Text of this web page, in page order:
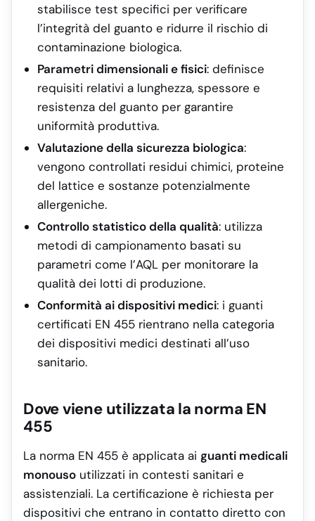
stabilisce test specifici per verificare
l’integrità del guanto e ridurre il rischio di
contaminazione biologica.
Parametri dimensionali e fisici: definisce
requisiti relativi a lunghezza, spessore e
resistenza del guanto per garantire
uniformità produttiva.
Valutazione della sicurezza biologica:
vengono controllati residui chimici, proteine
del lattice e sostanze potenzialmente
allergeniche.
Controllo statistico della qualità: utilizza
metodi di campionamento basati su
parametri come l’AQL per monitorare la
qualità dei lotti di produzione.
Conformità ai dispositivi medici: i guanti
certificati EN 455 rientrano nella categoria
dei dispositivi medici destinati all’uso
sanitario.
Dove viene utilizzata la norma EN
455
La norma EN 455 è applicata ai guanti medicali
monouso utilizzati in contesti sanitari e
assistenziali. La certificazione è richiesta per
dispositivi che entrano in contatto diretto con